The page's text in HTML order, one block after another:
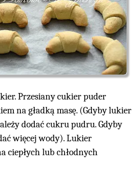
Przesiany cukier puder
na gładką masę. (Gdyby lukier
dodać cukru pudru. Gdyby
więcej wody). Lukier
ciepłych lub chłodnych